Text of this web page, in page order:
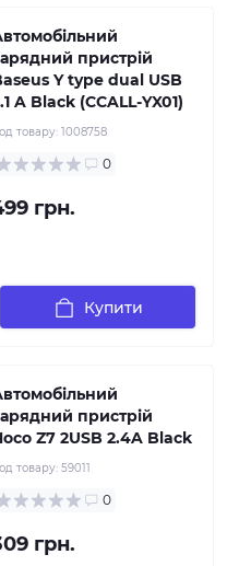
пристрій
Y type dual USB
A Black (CCALL-YX01)
товару: 1008758
0
грн.
Купити
пристрій
Z7 2USB 2.4A Black
товару: 59011
0
грн.